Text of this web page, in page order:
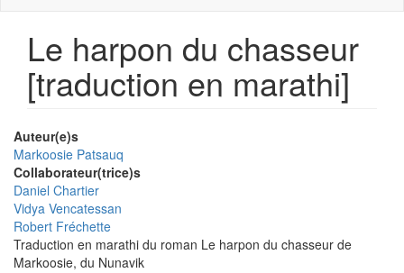
Le harpon du chasseur
[traduction en marathi]
Auteur(e)s
Markoosie Patsauq
Collaborateur(trice)s
Daniel Chartier
Vidya Vencatessan
Robert Fréchette
Traduction en marathi du roman Le harpon du chasseur de
Markoosie, du Nunavik